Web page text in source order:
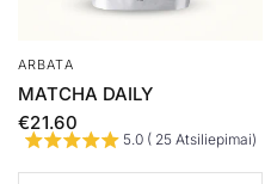
ARBATA
MATCHA DAILY
€21.60
5.0 ( 25 Atsiliepimai)